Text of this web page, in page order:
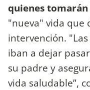
quienes
"nueva" vida que
intervención.
iban a dejar
su padre y
vida saludable”,